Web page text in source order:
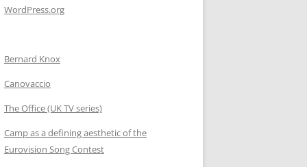
WordPress.org
Bernard Knox
Canovaccio
The Office (UK TV series)
Camp as a defining aesthetic of the
Eurovision Song Contest